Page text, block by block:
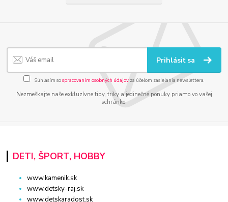
Prihlásiť sa
Súhlasím sospracovaním osobných údajov za účelom zasielania newslettera.
Nezmeškajte naše exkluzívne tipy, triky a jedinečné ponuky priamo vo vašej
schránke.
DETI, ŠPORT, HOBBY
www.kamenik.sk
www.detsky-raj.sk
www.detskaradost.sk